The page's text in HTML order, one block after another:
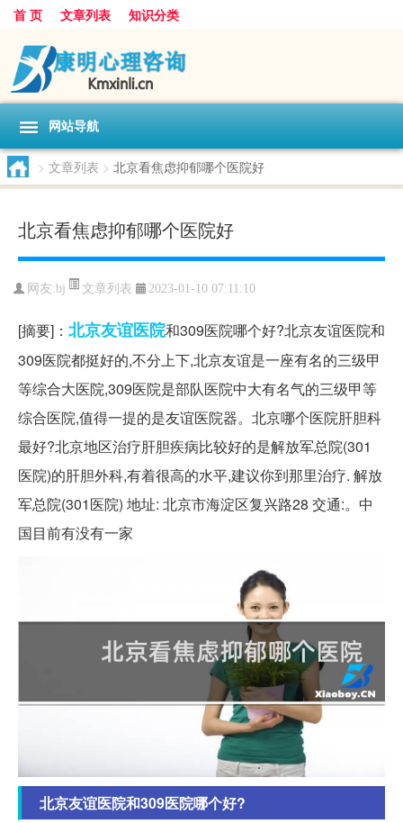
首 页 文章列表 知识分类
网站导航
> 文章列表 > 北京看焦虑抑郁哪个医院好
北京看焦虑抑郁哪个医院好
网友:bj 文章列表 2023-01-10 07:11:10
[摘要]： 北京友谊医院和309医院哪个好?北京友谊医院和
309医院都挺好的,不分上下,北京友谊是一座有名的三级甲
等综合大医院,309医院是部队医院中大有名气的三级甲等
综合医院,值得一提的是友谊医院器。北京哪个医院肝胆科
最好?北京地区治疗肝胆疾病比较好的是解放军总院(301
医院)的肝胆外科,有着很高的水平,建议你到那里治疗. 解放
军总院(301医院) 地址: 北京市海淀区复兴路28 交通:。中
国目前有没有一家
北京友谊医院和309医院哪个好?